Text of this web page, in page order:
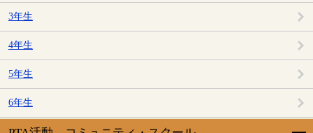
3年生
4年生
5年生
6年生